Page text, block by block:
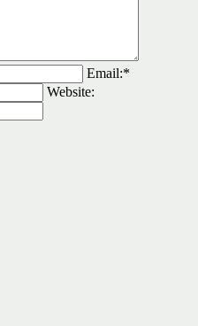
Email:*
Website: